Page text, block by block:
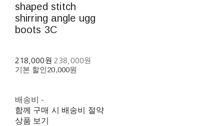
shaped stitch
shirring angle ugg
boots 3C
218,000원 238,000원
기본 할인20,000원
배송비 -
함께 구매 시 배송비 절약
상품 보기